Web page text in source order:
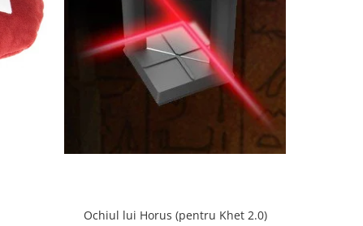
Ochiul lui Horus (pentru Khet 2.0)